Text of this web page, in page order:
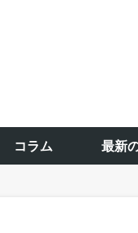
コラム 最新